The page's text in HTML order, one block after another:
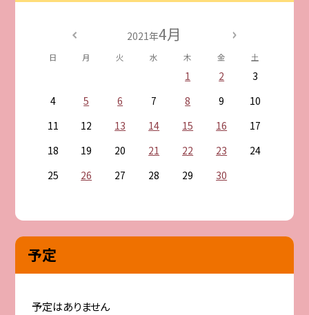
2021年4月
日 月 火 水 木 金 土
1 2
3
4
5 6 7 8 9
10
11
12 13 14 15 16
17
18
19 20 21 22 23
24
25
26 27 28 29 30
予定
予定はありません